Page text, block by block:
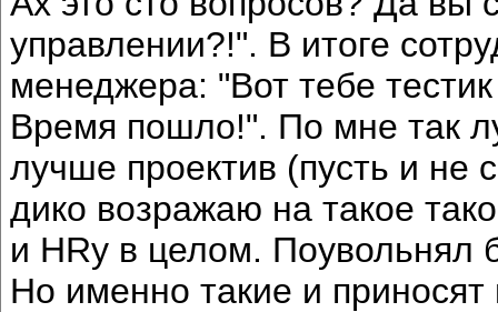
управлении?!". В итоге
менеджера: "Вот тебе
Время пошло!". По мне так
лучше проектив (пусть и не
дико возражаю на такое
и HRу в целом. Поувольнял
Но именно такие и